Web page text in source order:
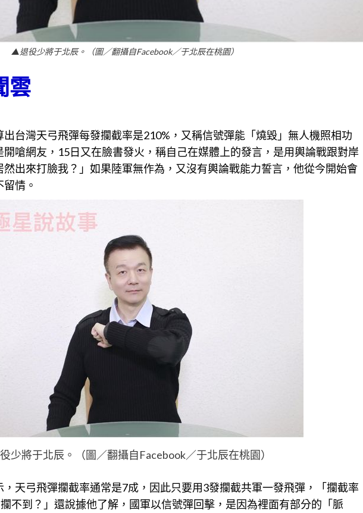
▲退役少將于北辰。（圖／翻攝自Facebook／于北辰在桃園）
雲
台灣天弓飛彈每發攔截率是210%，又稱信號彈能「燒毀」無人機照相功
嗆網友，15日又在臉書發火，稱自己在媒體上的發言，是用輿論戰跟對岸
出來打臉我？」如果陸軍無作為，又沒有輿論戰能力誓言，他從今開始會
情。
少將于北辰。（圖／翻攝自Facebook／于北辰在桃園）
天弓飛彈攔截率通常是7成，因此只要用3發攔截共軍一發飛彈，「攔截率
不到？」還說據他了解，國軍以信號彈回擊，是因為裡面有部分的「脈